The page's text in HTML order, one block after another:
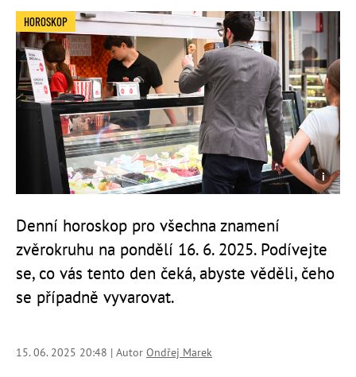
HOROSKOP
Denní horoskop pro všechna znamení
zvěrokruhu na pondělí 16. 6. 2025. Podívejte
se, co vás tento den čeká, abyste věděli, čeho
se případně vyvarovat.
15. 06. 2025 20:48 | Autor Ondřej Marek